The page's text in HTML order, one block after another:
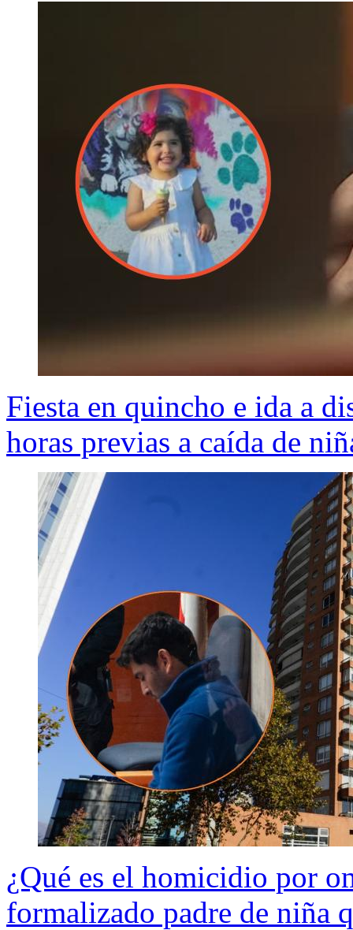
Fiesta en quincho e ida a
horas previas a caída de
¿Qué es el homicidio por
formalizado padre de niña